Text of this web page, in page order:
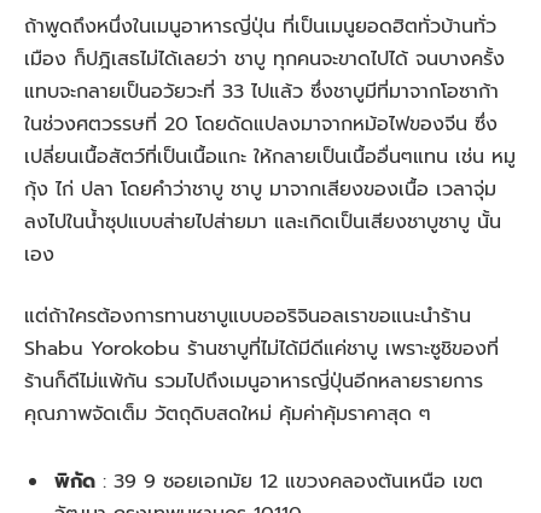
ถ้าพูดถึงหนึ่งในเมนูอาหารญี่ปุ่น ที่เป็นเมนูยอดฮิตทั่วบ้านทั่ว
เมือง ก็ปฎิเสธไม่ได้เลยว่า ชาบู ทุกคนจะขาดไปได้ จนบางครั้ง
แทบจะกลายเป็นอวัยวะที่ 33 ไปแล้ว ซึ่งชาบูมีที่มาจากโอซาก้า
ในช่วงศตวรรษที่ 20 โดยดัดแปลงมาจากหม้อไฟของจีน ซึ่ง
เปลี่ยนเนื้อสัตว์ที่เป็นเนื้อแกะ ให้กลายเป็นเนื้ออื่นๆแทน เช่น หมู
กุ้ง ไก่ ปลา โดยคำว่าชาบู ชาบู มาจากเสียงของเนื้อ เวลาจุ่ม
ลงไปในน้ำซุปแบบส่ายไปส่ายมา และเกิดเป็นเสียงชาบูชาบู นั้น
เอง
แต่ถ้าใครต้องการทานชาบูแบบออริจินอลเราขอแนะนำร้าน
Shabu Yorokobu ร้านชาบูที่ไม่ได้มีดีแค่ชาบู เพราะซูชิของที่
ร้านก็ดีไม่แพ้กัน รวมไปถึงเมนูอาหารญี่ปุ่นอีกหลายรายการ
คุณภาพจัดเต็ม วัตถุดิบสดใหม่ คุ้มค่าคุ้มราคาสุด ๆ
พิกัด : 39 9 ซอยเอกมัย 12 แขวงคลองตันเหนือ เขต